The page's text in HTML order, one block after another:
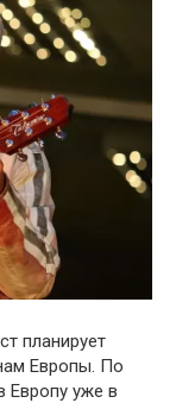
планирует
Европы. По
Европу уже в